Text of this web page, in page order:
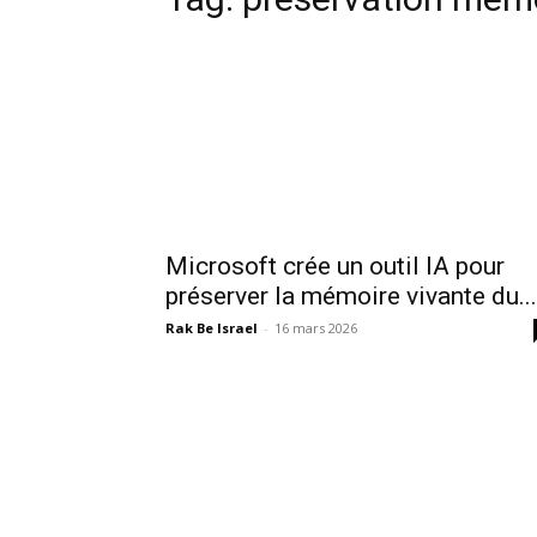
Microsoft crée un outil IA pour
préserver la mémoire vivante du...
Rak Be Israel - 16 mars 2026